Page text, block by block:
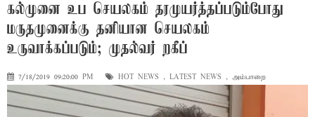
கல்முனை உப செயலகம் தரமுயர்த்தப்படும்போது
மருதமுனைக்கு தனியான செயலகம்
உருவாக்கப்படும்; முதல்வர் றகீப்
7/18/2019 09:20:00 PM HOT NEWS , LATEST NEWS , அம்பாறை